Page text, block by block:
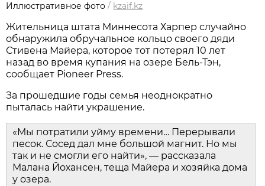
Иллюстративное фото / kzaif.kz
Жительница штата Миннесота Харпер случайно
обнаружила обручальное кольцо своего дяди
Стивена Майера, которое тот потерял 10 лет
назад во время купания на озере Бель-Тэн,
сообщает Pioneer Press.
За прошедшие годы семья неоднократно
пыталась найти украшение.
«Мы потратили уйму времени… Перерывали
песок. Сосед дал мне большой магнит. Но мы
так и не смогли его найти», — рассказала
Малана Йохансен, теща Майера и хозяйка дома
у озера.